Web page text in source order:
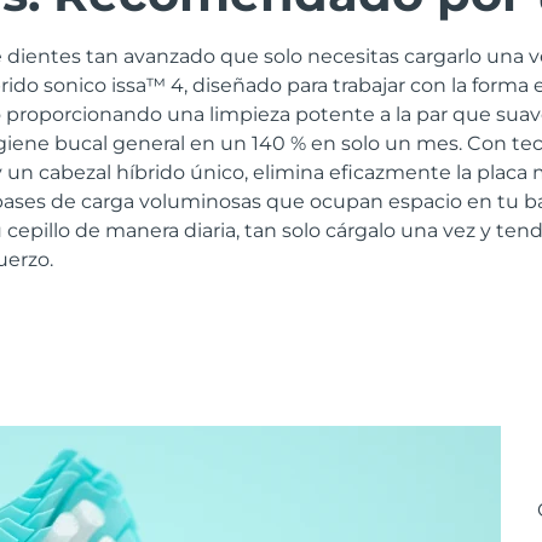
tan avanzado que solo necesitas cargarlo una
sonico issa™ 4, diseñado para trabajar con la forma
una limpieza potente a la par que
bucal general en un 140 % en solo un mes. Con
un cabezal híbrido único, elimina eficazmente la
de carga voluminosas que ocupan espacio en tu
de manera diaria, tan solo cárgalo una vez y